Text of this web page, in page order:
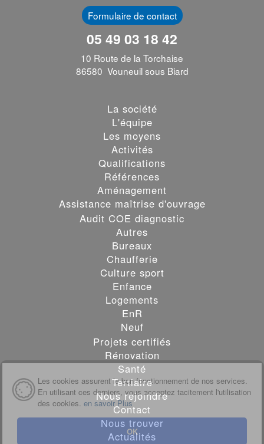
Les cookies assurent le bon fonctionnement de nos services.
En utilisant ces derniers, vous acceptez tacitement l'utilisation
des cookies. en savoir Plus
OK
Formulaire de contact
05 49 03 18 42
10 Route de la Torchaise
86580 Vouneuil sous Biard
La société
L'équipe
Les moyens
Activités
Qualifications
Références
Aménagement
Assistance maîtrise d'ouvrage
Audit COE diagnostic
Autres
Bureaux
Chaufferie
Culture sport
Enfance
Logements
EnR
Neuf
Projets certifiés
Rénovation
Santé
Tertiaire
Nous rejoindre
Contact
Nous trouver
Actualités